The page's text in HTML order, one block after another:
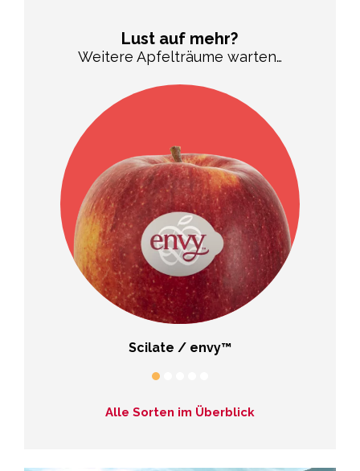
Lust auf mehr?
Weitere Apfelträume warten…
Scilate / envy™
Alle Sorten im Überblick